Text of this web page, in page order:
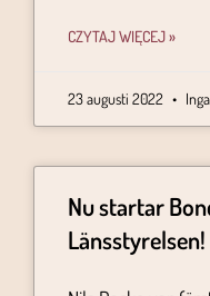
CZYTAJ WIĘCEJ »
23 augusti 2022
Nu startar
Länsstyrelsen!